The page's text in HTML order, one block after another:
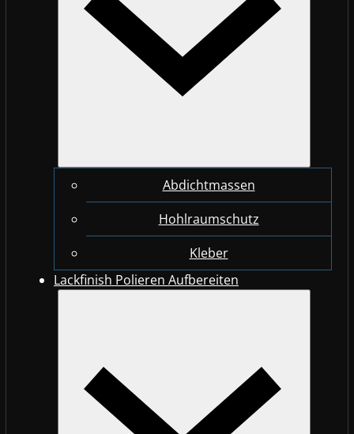
Abdichtmassen
Hohlraumschutz
Kleber
Lackfinish Polieren Aufbereiten